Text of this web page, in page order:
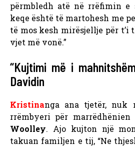
përmbledh atë në rrëfimin e
keqe është të martohesh me
të mos kesh mirësjellje për t’i
vjet më vonë.”
“Kujtimi më i
Davidin
Kristinanga ana tjetër, nuk
rrëmbyeri për
Woolley. Ajo kujton një
takuan familjen e tij, “Ne